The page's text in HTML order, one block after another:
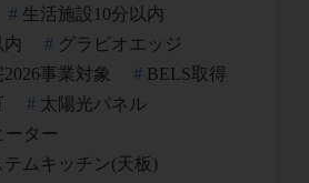
生活施設10分以内
グラビオエッジ
事業対象
BELS取得
太陽光パネル
ーター
テムキッチン(天板)